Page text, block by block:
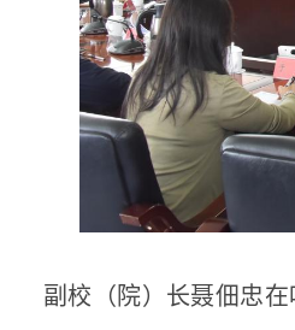
副校（院）长聂佃忠